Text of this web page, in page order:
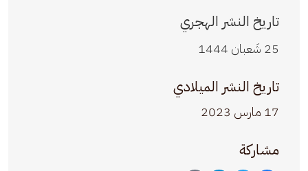
تاريخ النشر الهجري
25 شَعبان 1444
تاريخ النشر الميلادي
17 مارس 2023
مشاركة